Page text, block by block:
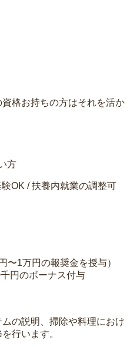
格お持ちの方はそれを活か
方
OK / 扶養内就業の調整可
〜1万円の報奨金を授与）
円のボーナス付与
の説明、掃除や料理におけ
行います。